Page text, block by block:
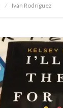
Iván Rodríguez